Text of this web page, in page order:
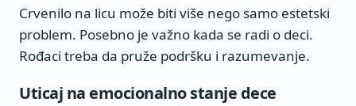
Crvenilo na licu može biti više nego samo estetski
problem. Posebno je važno kada se radi o deci.
Rođaci treba da pruže podršku i razumevanje.
Uticaj na emocionalno stanje dece